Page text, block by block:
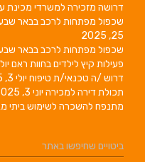
דרושה מזכירה למשרדי מכינת
שכפול מפתחות לרכב בבאר שבע
25, 2025
שכפול מפתחות לרכב בבאר
פעילות קיץ לילדים בחוות ראם יולי 27,
דרוש /ה טכנאי/ת טיפוח יולי 3, 2025
תכולת דירה למכירה יוני 3, 2025
מתנפח להשכרה לשימוש ביתי מאי
ביטויים שחיפשו באתר